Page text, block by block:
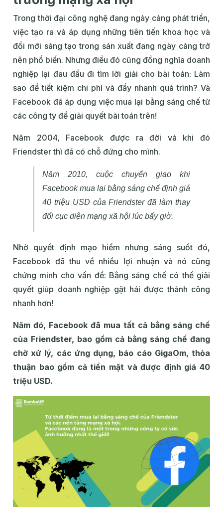
Trong thời đại công nghệ đang ngày càng phát triển,
việc tạo ra và áp dụng những tiên tiến khoa học và
đổi mới sáng tạo trong sản xuất đang ngày càng trở
nên phổ biến. Nhưng điều đó cũng đồng nghĩa doanh
nghiệp lại đau đầu đi tìm lời giải cho bài toán: Làm
sao để tiết kiệm chi phí và đẩy nhanh quá trình? Và
Facebook đã áp dụng việc mua lại bằng sáng chế từ
các công ty để giải quyết bài toán trên!
Năm 2004, Facebook được ra đời và khi đó
Friendster thì đã có chỗ đứng cho mình.
Năm 2010, cuộc chuyển giao khi
Facebook mua lại bằng sáng chế định giá
40 triệu USD của Friendster đã làm thay
đổi cục diện mạng xã hội lúc bấy giờ.
Nhờ quyết định mạo hiểm nhưng sáng suốt đó,
Facebook đã thu về nhiều lợi nhuận và nó cũng
chứng minh cho vấn đề: Bằng sáng chế có thể giải
quyết giúp doanh nghiệp gặt hái được thành công
nhanh hơn!
Năm đó, Facebook đã mua tất cả bằng sáng chế
của Friendster, bao gồm cả bằng sáng chế đang
chờ xử lý, các ứng dụng, báo cáo GigaOm, thỏa
thuận bao gồm cả tiền mặt và được định giá 40
triệu USD.